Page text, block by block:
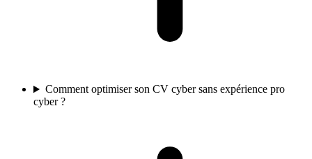
Comment optimiser son CV cyber sans expérience pro
cyber ?